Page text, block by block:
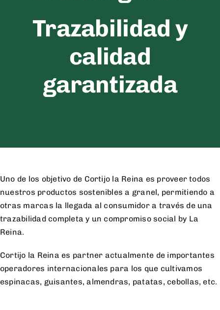
Trazabilidad y
calidad
garantizada
Uno de los objetivo de Cortijo la Reina es proveer todos
nuestros productos sostenibles a granel, permitiendo a
otras marcas la llegada al consumidor a través de una
trazabilidad completa y un compromiso social by La
Reina.
Cortijo la Reina es partner actualmente de importantes
operadores internacionales para los que cultivamos
espinacas, guisantes, almendras, patatas, cebollas, etc.